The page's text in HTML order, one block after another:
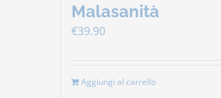
Malasanità
€39.90
Aggiungi al carrello